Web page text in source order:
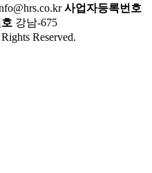
사업자등록번호
강남-675
Reserved.